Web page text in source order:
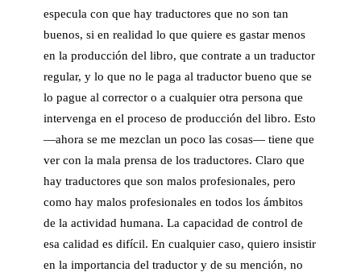
especula con que hay traductores que no son tan
buenos, si en realidad lo que quiere es gastar menos
en la producción del libro, que contrate a un traductor
regular, y lo que no le paga al traductor bueno que se
lo pague al corrector o a cualquier otra persona que
intervenga en el proceso de producción del libro. Esto
—ahora se me mezclan un poco las cosas— tiene que
ver con la mala prensa de los traductores. Claro que
hay traductores que son malos profesionales, pero
como hay malos profesionales en todos los ámbitos
de la actividad humana. La capacidad de control de
esa calidad es difícil. En cualquier caso, quiero insistir
en la importancia del traductor y de su mención, no